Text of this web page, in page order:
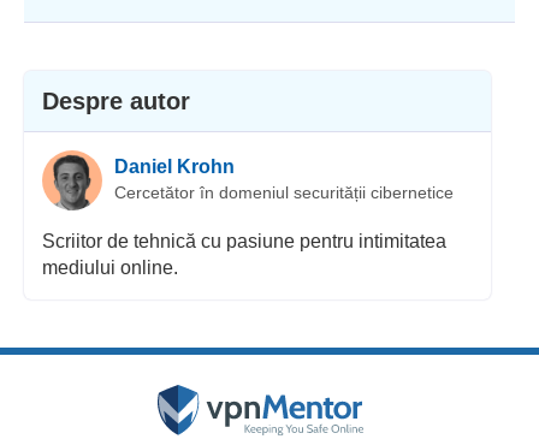
Despre autor
Daniel Krohn
Cercetător în domeniul securității cibernetice
Scriitor de tehnică cu pasiune pentru intimitatea
mediului online.